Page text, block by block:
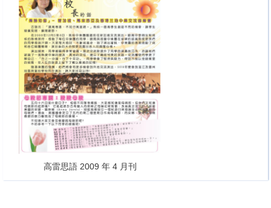
高雷思語 2009 年 4 月刊